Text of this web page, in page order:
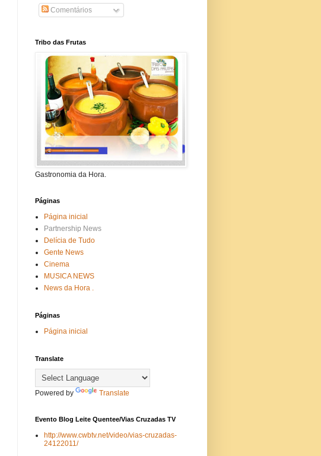
Comentários
Tribo das Frutas
Gastronomia da Hora.
Páginas
Página inicial
Partnership News
Delícia de Tudo
Gente News
Cinema
MUSICA NEWS
News da Hora .
Páginas
Página inicial
Translate
Powered by Translate
Evento Blog Leite Quentee/Vias Cruzadas TV
http://www.cwbtv.net/video/vias-cruzadas-
24122011/